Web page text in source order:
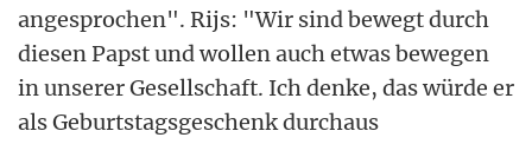
angesprochen". Rijs: "Wir sind bewegt durch
diesen Papst und wollen auch etwas bewegen
in unserer Gesellschaft. Ich denke, das würde er
als Geburtstagsgeschenk durchaus